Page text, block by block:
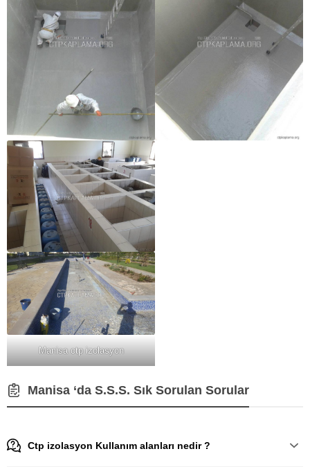
Manisa ctp izolasyon
Manisa ‘da S.S.S. Sık Sorulan Sorular
Ctp izolasyon Kullanım alanları nedir ?